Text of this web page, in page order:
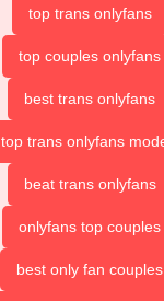
top trans onlyfans
top couples onlyfans
best trans onlyfans
top trans onlyfans
beat trans onlyfans
onlyfans top couples
best only fan couples